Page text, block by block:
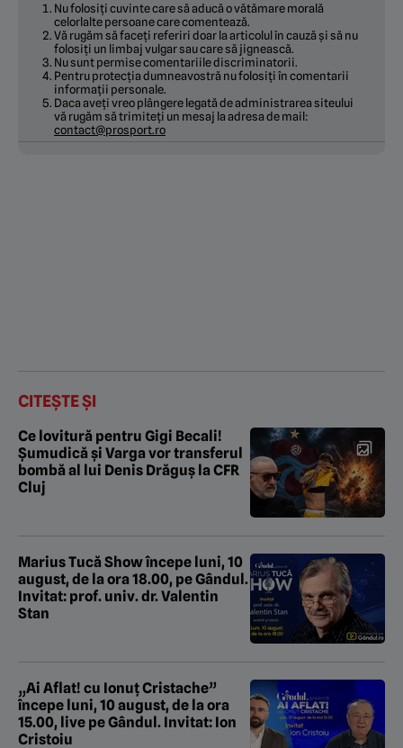
Nu folosiți cuvinte care să aducă o vătămare morală
celorlalte persoane care comentează.
Vă rugăm să faceți referiri doar la articolul în cauză și să nu
folosiți un limbaj vulgar sau care să jignească.
Nu sunt permise comentariile discriminatorii.
Pentru protecția dumneavostră nu folosiți în comentarii
informații personale.
Daca aveți vreo plângere legată de administrarea siteului
vă rugăm să trimiteți un mesaj la adresa de mail:
contact@prosport.ro
CITEȘTE ȘI
Ce lovitură pentru Gigi Becali!
Șumudică și Varga vor transferul
bombă al lui Denis Drăguș la CFR
Cluj
Marius Tucă Show începe luni, 10
august, de la ora 18.00, pe Gândul.
Invitat: prof. univ. dr. Valentin
Stan
„Ai Aflat! cu Ionuț Cristache”
începe luni, 10 august, de la ora
15.00, live pe Gândul. Invitat: Ion
Cristoiu